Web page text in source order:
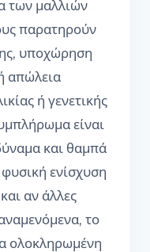
των μαλλιών
παρατηρούν
υποχώρηση
απώλεια
ή γενετικής
είναι
και θαμπά
ενίσχυση
αν άλλες
το
ολοκληρωμένη